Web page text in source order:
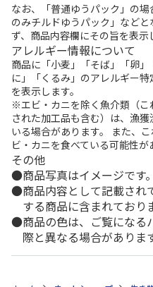
なお、「普通ゆうパック」の
のみチルドゆうパック」など
ず、商品内容欄にその旨を表示
アレルギー情報について
商品に「小麦」「そば」「卵
に」「くるみ」のアレルギー
を表示します。
※エビ・カニを除く魚介類（
された加工品も含む）は、漁
いる場合があります。 また、
ビ・カニを食べている可能性が
その他
商品写真はイメージです。
商品内容として記載され
する商品に含まれており
商品の色は、ご覧になる
際と異なる場合がありま